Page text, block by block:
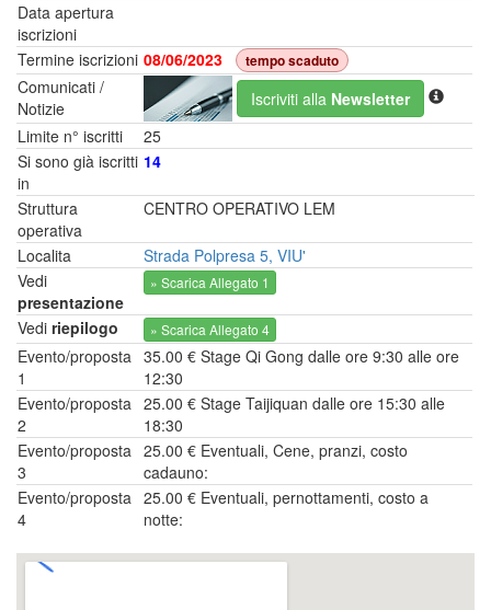
Data apertura
iscrizioni
Termine iscrizioni 08/06/2023 tempo scaduto
Comunicati /
Notizie
Iscriviti alla Newsletter
Limite n° iscritti
25
Si sono già iscritti
in
14
Struttura
operativa
CENTRO OPERATIVO LEM
Localita
Strada Polpresa 5, VIU'
Vedi
presentazione
» Scarica Allegato 1
Vedi riepilogo » Scarica Allegato 4
Evento/proposta
1
35.00 € Stage Qi Gong dalle ore 9:30 alle ore
12:30
Evento/proposta
2
25.00 € Stage Taijiquan dalle ore 15:30 alle
18:30
Evento/proposta
3
25.00 € Eventuali, Cene, pranzi, costo
cadauno:
Evento/proposta
4
25.00 € Eventuali, pernottamenti, costo a
notte: